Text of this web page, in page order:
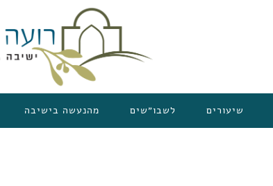
שיעורים לשבו״שים מהנעשה בישיבה